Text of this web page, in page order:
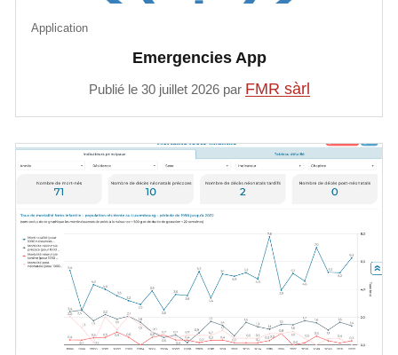
Emergencies App
Application
Publié le 30 juillet 2026 par FMR sàrl